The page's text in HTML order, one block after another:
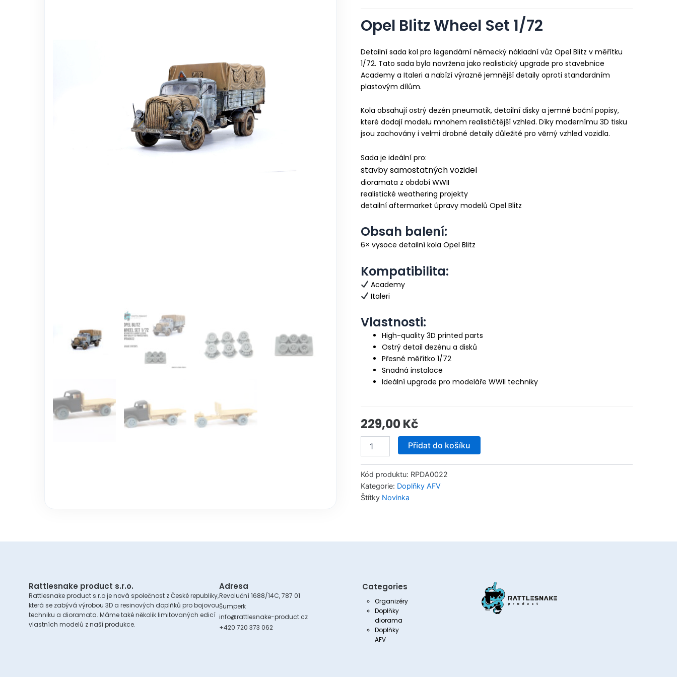
Opel Blitz Wheel Set 1/72
Detailní sada kol pro legendární německý nákladní vůz Opel Blitz v měřítku
1/72. Tato sada byla navržena jako realistický upgrade pro stavebnice
Academy a Italeri a nabízí výrazně jemnější detaily oproti standardním
plastovým dílům.
Kola obsahují ostrý dezén pneumatik, detailní disky a jemné boční popisy,
které dodají modelu mnohem realističtější vzhled. Díky modernímu 3D tisku
jsou zachovány i velmi drobné detaily důležité pro věrný vzhled vozidla.
Sada je ideální pro:
stavby samostatných vozidel
dioramata z období WWII
realistické weathering projekty
detailní aftermarket úpravy modelů Opel Blitz
Obsah balení:
6× vysoce detailní kola Opel Blitz
Kompatibilita:
Academy
Italeri
Vlastnosti:
High-quality 3D printed parts
Ostrý detail dezénu a disků
Přesné měřítko 1/72
Snadná instalace
Ideální upgrade pro modeláře WWII techniky
229,00Kč
Blitz
set
(Academy,
Italeri)
Přidat do košíku
Kód produktu: RPDA0022
Kategorie: Doplňky AFV
Štítky Novinka
Rattlesnake product s.r.o.
Rattlesnake product s.r.o je nová společnost z České republiky,
která se zabývá výrobou 3D a resinových doplňků pro bojovou
techniku a dioramata. Máme také několik limitovaných edicí
vlastních modelů z naší produkce.
Adresa
Revoluční 1688/14C, 787 01
Šumperk
info@rattlesnake-product.cz
+420 720 373 062
Categories
Organizéry
Doplňky
diorama
Doplňky
AFV